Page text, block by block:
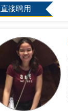
直接聘用